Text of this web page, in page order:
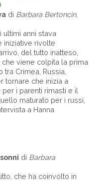
di Barbara Bertoncin,
ultimi anni stava
iniziative rivolte
del tutto inatteso,
viene colpita la prima
Crimea, Russia,
tornare che inizia a
i parenti rimasti e il
maturato per i russi,
a Hanna
di Barbara
che ha coinvolto in